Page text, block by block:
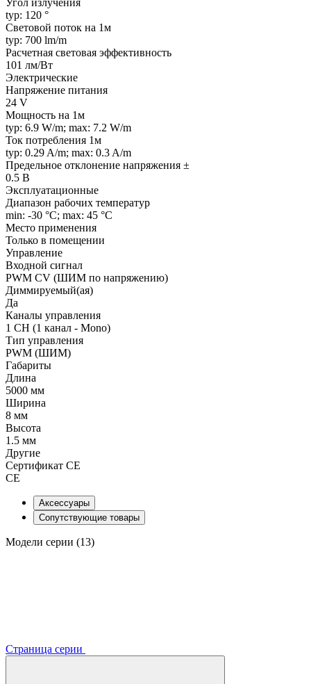
typ: 120 °
Световой поток на 1м
typ: 700 lm/m
Расчетная световая эффективность
101 лм/Вт
Электрические
Напряжение питания
24 V
Мощность на 1м
typ: 6.9 W/m; max: 7.2 W/m
Ток потребления 1м
typ: 0.29 A/m; max: 0.3 A/m
Предельное отклонение напряжения ±
0.5 В
Эксплуатационные
Диапазон рабочих температур
min: -30 °C; max: 45 °C
Место применения
Только в помещении
Управление
Входной сигнал
PWM СV (ШИМ по напряжению)
Диммируемый(ая)
Да
Каналы управления
1 CH (1 канал - Mono)
Тип управления
PWM (ШИМ)
Габариты
Длина
5000 мм
Ширина
8 мм
Высота
1.5 мм
Другие
Сертификат CE
CE
Аксессуары
Сопутствующие товары
Модели серии (13)
Страница серии